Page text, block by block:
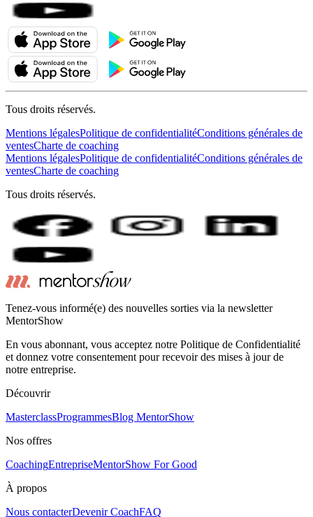
Tous droits réservés.
Mentions légalesPolitique de confidentialitéConditions générales de
ventesCharte de coaching
Mentions légalesPolitique de confidentialitéConditions générales de
ventesCharte de coaching
Tous droits réservés.
Tenez-vous informé(e) des nouvelles sorties via la newsletter
MentorShow
En vous abonnant, vous acceptez notre Politique de Confidentialité
et donnez votre consentement pour recevoir des mises à jour de
notre entreprise.
Découvrir
MasterclassProgrammesBlog MentorShow
Nos offres
CoachingEntrepriseMentorShow For Good
À propos
Nous contacterDevenir CoachFAQ